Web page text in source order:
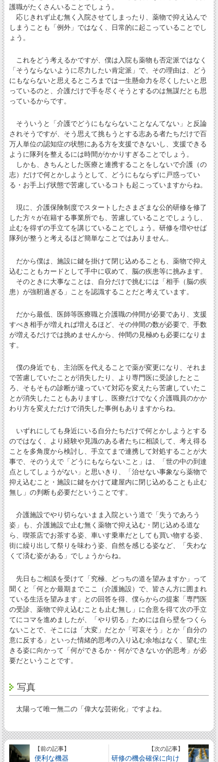
護職がたくさんいることでしょう。
応じきれず止む無く入院させてしまったり、薬物で抑え込んで
しまうことも「例外」ではなく、日常的に起こっていることでし
ょう。
これをどう考えるかですが、僕は入院も薬物も否定派ではなく
「そうならないように尽力したい肯定派」で、その理由は、どう
にもならないと思えるところまでは一生懸命力を尽くしたいと思
っているのと、介護だけで手を尽くそうとするのは無謀だとも思
っているからです。
そういうと「介護でどうにもならないことなんてない」と反論
されそうですが、そう思えて挑もうとする志ある者たちだけで百
万人単位の認知症の状態にある方を支援できないし、支援できる
ように隊列を整えるには時間がかかりすぎることでしょう。
しかも、きちんとした医療と連携することをしないで介護（の
志）だけで何とかしようとして、どうにもならずに戸惑ってい
る・お手上げ状態で苦慮しているコトも起こっていますからね。
現に、介護保険制度でスタートしたさまざまな公的研修を修了
した方々が在籍する事業所でも、苦慮していることでしょうし、
止むを得ずの手立てを講じていることでしょう。研修を増やせば
隊列が整うと考えるほど簡単なことではありません。
だから僕は、施設に鍵を掛けて閉じ込めることも、薬物で抑え
込むこともカードとして手中に収めて、脳の疾患等に挑みます。
そのときに大事なことは、自分だけで挑むには「相手（脳の疾
患）が強靭過ぎる」ことを認識することだと考えています。
だから最低、医師等医療職と介護職の仲間が必要であり、支援
すべき相手が増えれば増えるほど、その仲間の数が必要で、手数
が増えるだけでは挑めませんから、仲間の見極めも必要になりま
す。
僕の身近でも、主治医を代えることで薬が変更になり、それま
で苦慮していたことが消失したり、より専門医に受診したとこ
ろ、そもそもの診断が違っていて対応を変えたら苦慮していたこ
とが消失したこともありますし、医療だけでなく介護職員のかか
わり方を変えただけで消失した事例もありますからね。
いずれにしても身近にいる自分たちだけで何とかしようとする
のではなく、より経験や見識のある者たちに相談して、考え得る
ことを多角度から検討し、手立てまで連携して対処することが大
事で、そのうえで「どうにもならないこと」は、「世の中の到達
点としてしょうがない」と思いきり、「治せない事象なら薬物で
抑え込むこと・施設に鍵をかけて建屋内に閉じ込めることも止む
無し」の判断も必要だということです。
介護施設でやり切らないまま入院という道で「失うであろう
姿」も、介護施設で止む無く薬物で抑え込む・閉じ込める道な
ら、喫茶店でお茶する姿、車いす乗車だとしても買い物する姿、
街に繰り出して祭りを味わう姿、自然を感じる姿など、「失わな
くて済む姿がある」でしょうからね。
先日もご相談を受けて「究極、どっちの道を望みますか」って
聞くと「何とか最期までここ（介護施設）で、皆さん方に囲まれ
ている生活を望みます」との回答を得、僕らからの提案「専門医
の受診、薬物で抑え込むことも止む無し」に合意を得て次の手立
てにコマを進めましたが、「やり切る」ためには自ら壁をつくら
ないことで、そこには「大変」だとか「可哀そう」とか「自分の
意に反する」といった情緒的思考の入り込む余地はなく、望む生
きる姿に向かって「何ができるか・何ができないか的思考」が必
要だということです。
写真
太陽って唯一無二の「偉大な芸術化」ですよね。
【前の記事】
便利な機器
【次の記事】
研修の機会確保に向け